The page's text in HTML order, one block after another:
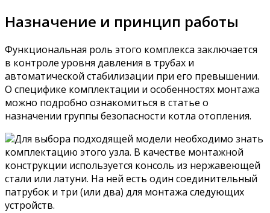
Назначение и принцип работы
Функциональная роль этого комплекса заключается
в контроле уровня давления в трубах и
автоматической стабилизации при его превышении.
О специфике комплектации и особенностях монтажа
можно подробно ознакомиться в статье о
назначении группы безопасности котла отопления.
Для выбора подходящей модели необходимо знать
комплектацию этого узла. В качестве монтажной
конструкции используется консоль из нержавеющей
стали или латуни. На ней есть один соединительный
патрубок и три (или два) для монтажа следующих
устройств.